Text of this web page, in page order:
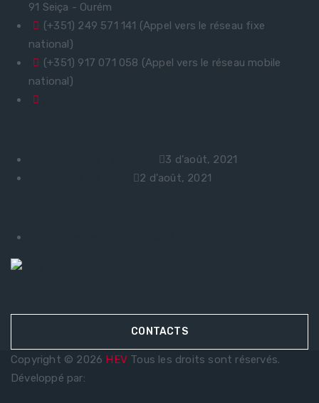
91 Seiça - Ourém
(+351) 249 571 141 (Appel vers le réseau fixe
national)
(+351) 917 071 058 (Appel vers le réseau mobile
national)
3 d'août, 2021
2 d'août, 2021
CONTACTS
Copyright © 2026 HEV Tous les droits sont réservés.
Développé par: